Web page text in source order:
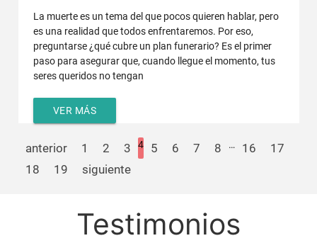
La muerte es un tema del que pocos quieren hablar, pero
es una realidad que todos enfrentaremos. Por eso,
preguntarse ¿qué cubre un plan funerario? Es el primer
paso para asegurar que, cuando llegue el momento, tus
seres queridos no tengan
VER MÁS
anterior 1 2 3 4 5 6 7 8 … 16
17
18
19 siguiente
Testimonios